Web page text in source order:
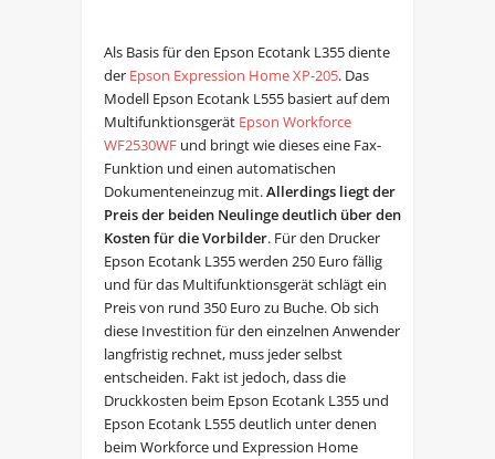
Als Basis für den Epson Ecotank L355 diente
der Epson Expression Home XP-205. Das
Modell Epson Ecotank L555 basiert auf dem
Multifunktionsgerät Epson Workforce
WF2530WFund bringt wie dieses eine Fax-
Funktion und einen automatischen
Dokumenteneinzug mit.Allerdings liegt der
Preis der beiden Neulinge deutlich über den
Kosten für die Vorbilder. Für den Drucker
Epson Ecotank L355 werden 250 Euro fällig
und für das Multifunktionsgerät schlägt ein
Preis von rund 350 Euro zu Buche. Ob sich
diese Investition für den einzelnen Anwender
langfristig rechnet, muss jeder selbst
entscheiden. Fakt ist jedoch, dass die
Druckkosten beim Epson Ecotank L355 und
Epson Ecotank L555 deutlich unter denen
beim Workforce und Expression Home